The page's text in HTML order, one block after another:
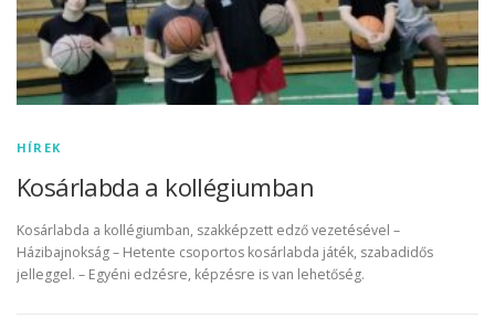
HÍREK
Kosárlabda a kollégiumban
Kosárlabda a kollégiumban, szakképzett edző vezetésével –
Házibajnokság – Hetente csoportos kosárlabda játék, szabadidős
jelleggel. – Egyéni edzésre, képzésre is van lehetőség.